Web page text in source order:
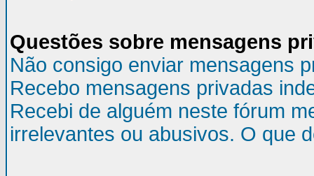
Questões sobre mensagens
Não consigo enviar mensagens
Recebo mensagens privadas
Recebi de alguém neste fórum
irrelevantes ou abusivos. O que